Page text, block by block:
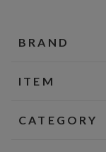
BRAND
ITEM
CATEGORY